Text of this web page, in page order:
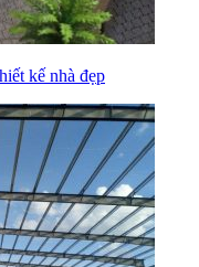
kế nhà đẹp